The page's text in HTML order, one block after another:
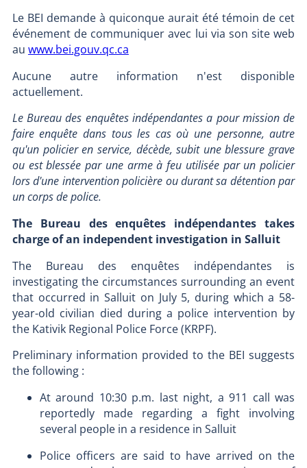
Le BEI demande à quiconque aurait été témoin de cet
événement de communiquer avec lui via son site web
au www.bei.gouv.qc.ca
Aucune autre information n'est disponible
actuellement.
Le Bureau des enquêtes indépendantes a pour mission de
faire enquête dans tous les cas où une personne, autre
qu'un policier en service, décède, subit une blessure grave
ou est blessée par une arme à feu utilisée par un policier
lors d'une intervention policière ou durant sa détention par
un corps de police.
The Bureau des enquêtes indépendantes takes
charge of an independent investigation in Salluit
The Bureau des enquêtes indépendantes is
investigating the circumstances surrounding an event
that occurred in Salluit on July 5, during which a 58-
year-old civilian died during a police intervention by
the Kativik Regional Police Force (KRPF).
Preliminary information provided to the BEI suggests
the following :
At around 10:30 p.m. last night, a 911 call was
reportedly made regarding a fight involving
several people in a residence in Salluit
Police officers are said to have arrived on the